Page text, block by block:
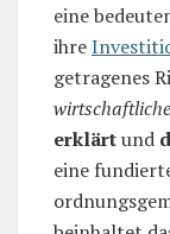
eine
ihre
getragenes
erklärtund
eine